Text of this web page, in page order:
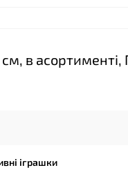
в
іграшки